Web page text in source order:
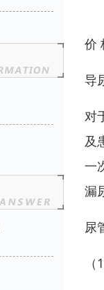
价
导
对
及
一
漏
尿